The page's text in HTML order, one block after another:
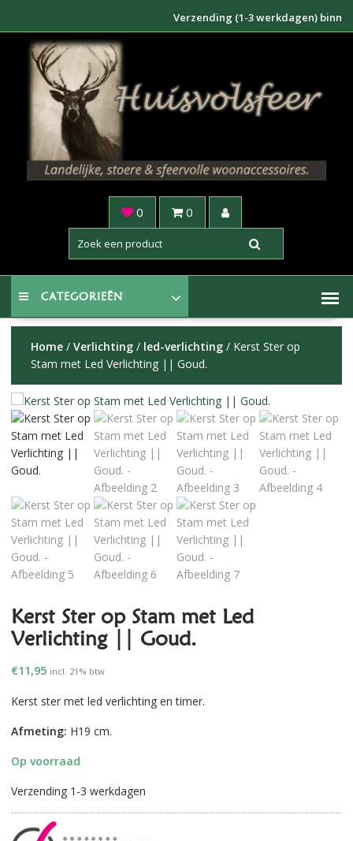
inhoud
Verzending (1-3 werkdagen) binnen
0 0
CATEGORIEËN
Home/ Verlichting/ led-verlichting/ Kerst Ster op
Stam met Led Verlichting || Goud.
Kerst Ster op Stam met Led
Verlichting || Goud.
€11,95 incl. 21% btw
Kerst ster met led verlichting en timer.
Afmeting: H19 cm.
Op voorraad
Verzending 1-3 werkdagen